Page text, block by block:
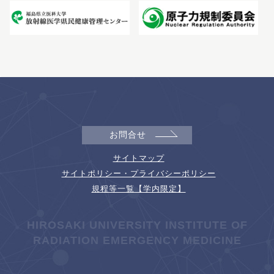
お問合せ
サイトマップ
サイトポリシー・プライバシーポリシー
規程等一覧【学内限定】
HIROSAKI UNIVERSITY INSTITUTE OF
RADIATION EMERGENCY MEDICINE